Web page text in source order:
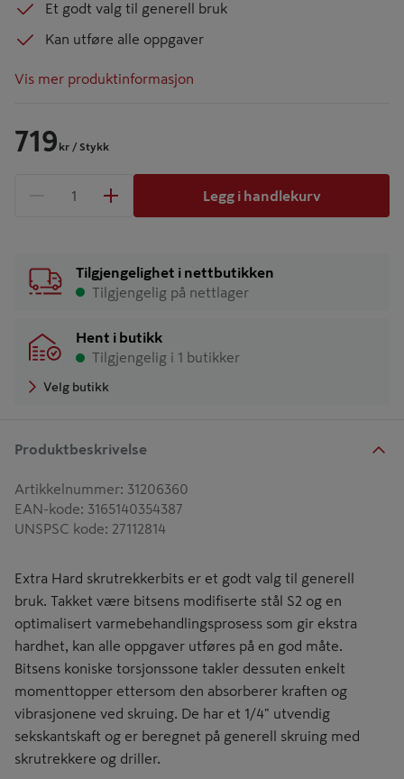
Et godt valg til generell bruk
Kan utføre alle oppgaver
Vis mer produktinformasjon
719 kr / Stykk
1 produkter
Legg i handlekurv
Tilgjengelighet i nettbutikken
Tilgjengelig på nettlager
Hent i butikk
Tilgjengelig i 1 butikker
Velg butikk
Produktbeskrivelse
Artikkelnummer: 31206360
EAN-kode: 3165140354387
UNSPSC kode: 27112814
Extra Hard skrutrekkerbits er et godt valg til generell
bruk. Takket være bitsens modifiserte stål S2 og en
optimalisert varmebehandlingsprosess som gir ekstra
hardhet, kan alle oppgaver utføres på en god måte.
Bitsens koniske torsjonssone takler dessuten enkelt
momenttopper ettersom den absorberer kraften og
vibrasjonene ved skruing. De har et 1/4" utvendig
sekskantskaft og er beregnet på generell skruing med
skrutrekkere og driller.